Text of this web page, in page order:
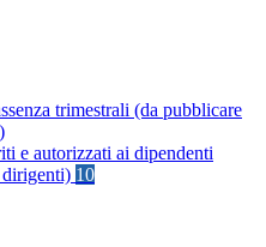
trimestrali (da pubblicare
e autorizzati ai dipendenti
10